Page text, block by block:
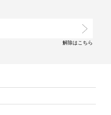
解除は こちら